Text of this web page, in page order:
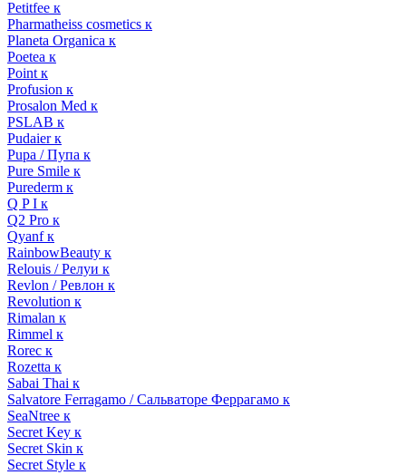
Petitfee к
Pharmatheiss cosmetics к
Planeta Organica к
Poetea к
Point к
Profusion к
Prosalon Med к
PSLAB к
Pudaier к
Pupa / Пупа к
Pure Smile к
Purederm к
Q P I к
Q2 Pro к
Qyanf к
RainbowBeauty к
Relouis / Релуи к
Revlon / Ревлон к
Revolution к
Rimalan к
Rimmel к
Rorec к
Rozetta к
Sabai Thai к
Salvatore Ferragamo / Сальваторе Феррагамо к
SeaNtree к
Secret Key к
Secret Skin к
Secret Style к